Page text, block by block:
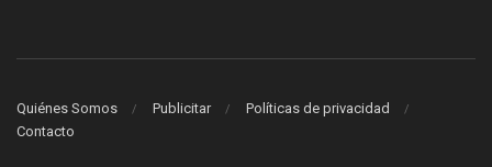
Quiénes Somos Publicitar
Políticas de privacidad
Contacto